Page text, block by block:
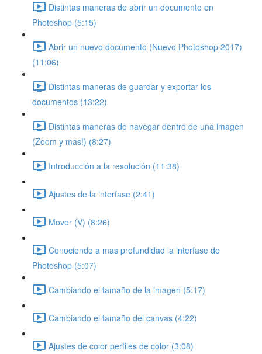
Distintas maneras de abrir un documento en
Photoshop (5:15)
Abrir un nuevo documento (Nuevo Photoshop 2017)
(11:06)
Distintas maneras de guardar y exportar los
documentos (13:22)
Distintas maneras de navegar dentro de una imagen
(Zoom y mas!) (8:27)
Introducción a la resolución (11:38)
Ajustes de la interfase (2:41)
Mover (V) (8:26)
Conociendo a mas profundidad la interfase de
Photoshop (5:07)
Cambiando el tamaño de la imagen (5:17)
Cambiando el tamaño del canvas (4:22)
Ajustes de color perfiles de color (3:08)